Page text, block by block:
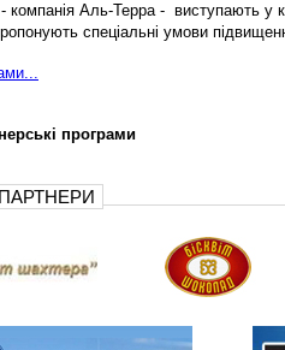
компанія Аль-Терра - виступають у
спеціальні умови
програми